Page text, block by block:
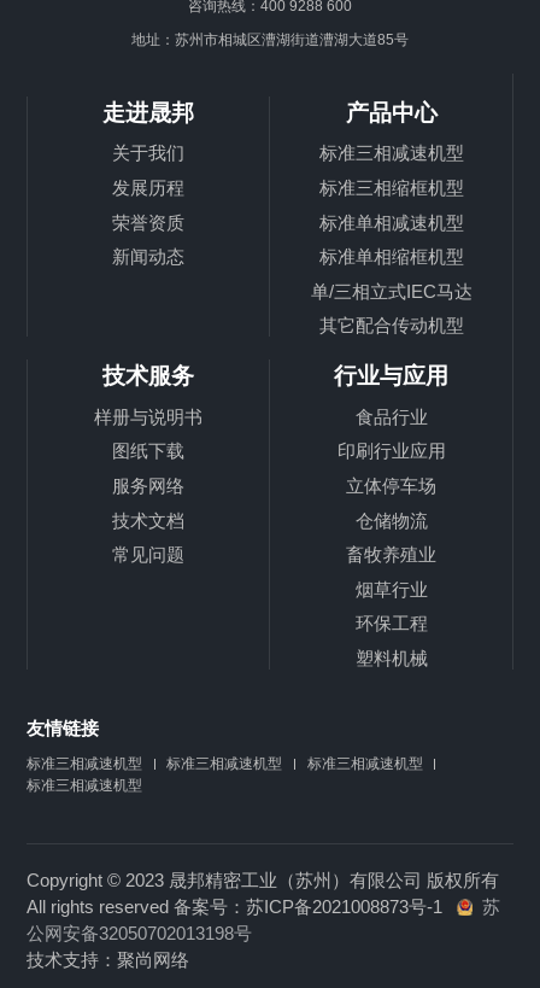
咨询热线：400 9288 600
地址：苏州市相城区漕湖街道漕湖大道85号
走进晟邦
关于我们
发展历程
荣誉资质
新闻动态
产品中心
标准三相减速机型
标准三相缩框机型
标准单相减速机型
标准单相缩框机型
单/三相立式IEC马达
其它配合传动机型
技术服务
样册与说明书
图纸下载
服务网络
技术文档
常见问题
行业与应用
食品行业
印刷行业应用
立体停车场
仓储物流
畜牧养殖业
烟草行业
环保工程
塑料机械
友情链接
标准三相减速机型 标准三相减速机型
标准三相减速机型
标准三相减速机型
Copyright © 2023 晟邦精密工业（苏州）有限公司 版权所有
All rights reserved 备案号：苏ICP备2021008873号-1
苏
公网安备32050702013198号
技术支持：聚尚网络